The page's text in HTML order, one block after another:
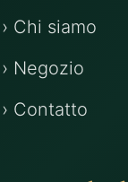
› Chi siamo
› Negozio
› Contatto